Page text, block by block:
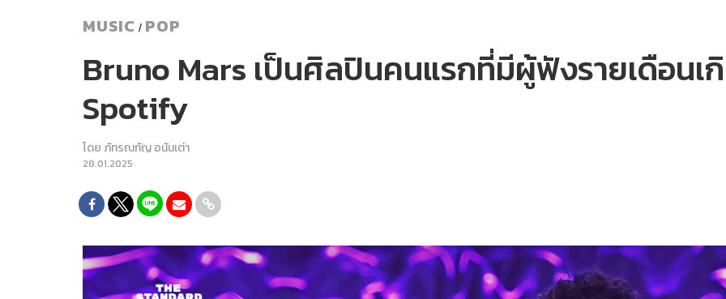
MUSIC / POP
Bruno Mars เป็นศิลปินคนแรกที่มีผู้ฟังรายเดือนเ
Spotify
โดย ภัทรณกัญ อนันเต่า
28.01.2025